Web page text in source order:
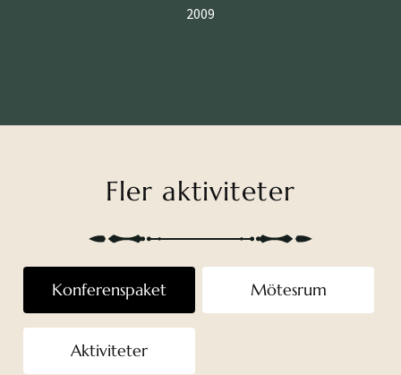
2009
Fler aktiviteter
Konferenspaket Mötesrum
Aktiviteter